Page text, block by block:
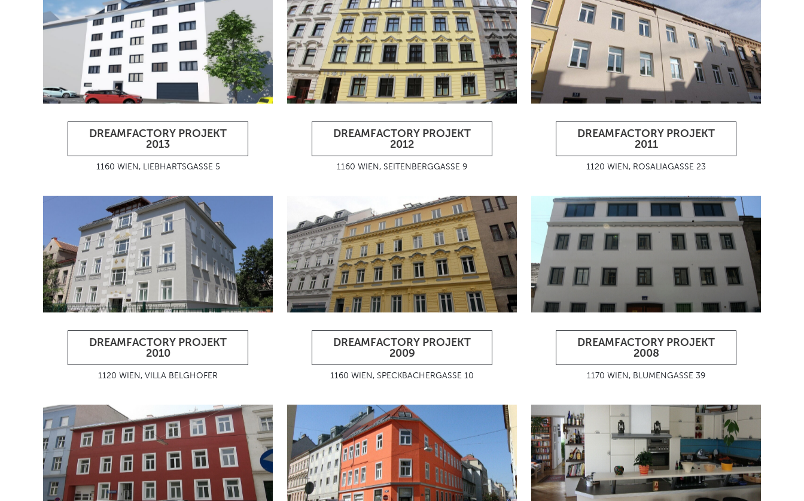
DREAMFACTORY PROJEKT
2013
1160 WIEN, LIEBHARTSGASSE 5
DREAMFACTORY PROJEKT
2012
1160 WIEN, SEITENBERGGASSE 9
DREAMFACTORY PROJEKT
2011
1120 WIEN, ROSALIAGASSE 23
DREAMFACTORY PROJEKT
2010
1120 WIEN, VILLA BELGHOFER
DREAMFACTORY PROJEKT
2009
1160 WIEN, SPECKBACHERGASSE 10
DREAMFACTORY PROJEKT
2008
1170 WIEN, BLUMENGASSE 39